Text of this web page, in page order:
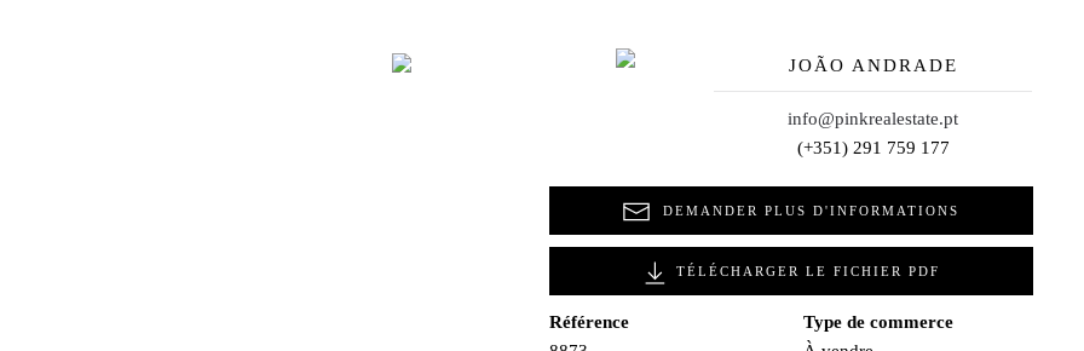
JOÃO ANDRADE
info@pinkrealestate.pt
(+351) 291 759 177
DEMANDER PLUS D'INFORMATIONS
TÉLÉCHARGER LE FICHIER PDF
Référence
Type de commerce